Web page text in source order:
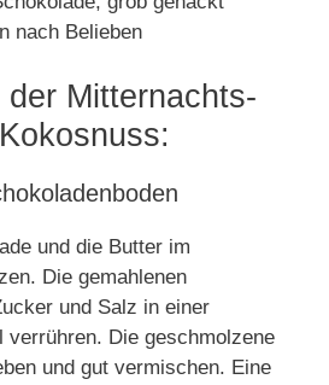
nach Belieben
Mitternachts-
und die Butter im
Die gemahlenen
und Salz in einer
verrühren. Die geschmolzene
und gut vermischen. Eine